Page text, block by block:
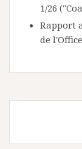
1/26
Rapport
de